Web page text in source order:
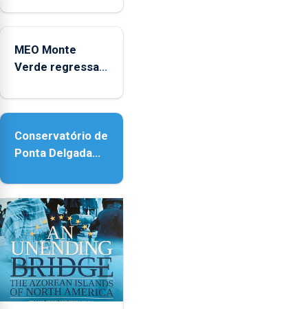
no Coliseu
MEO Monte
Verde regressa
acessibilidade
Conservatório de
Ponta Delgada
novos
instrumentos